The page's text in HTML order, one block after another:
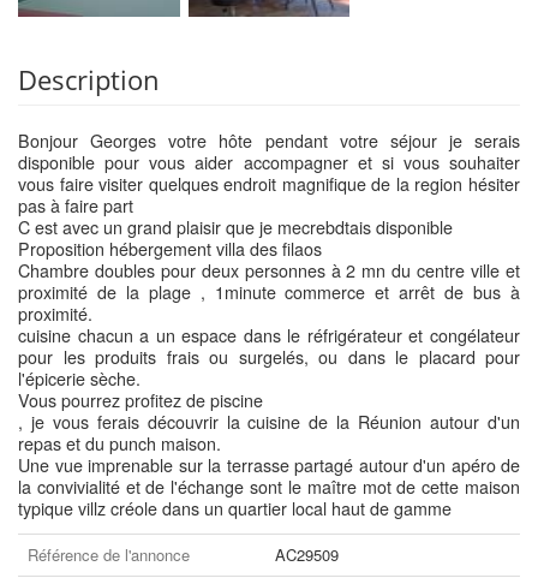
Description
Bonjour Georges votre hôte pendant votre séjour je serais
disponible pour vous aider accompagner et si vous souhaiter
vous faire visiter quelques endroit magnifique de la region hésiter
pas à faire part
C est avec un grand plaisir que je mecrebdtais disponible
Proposition hébergement villa des filaos
Chambre doubles pour deux personnes à 2 mn du centre ville et
proximité de la plage , 1minute commerce et arrêt de bus à
proximité.
cuisine chacun a un espace dans le réfrigérateur et congélateur
pour les produits frais ou surgelés, ou dans le placard pour
l'épicerie sèche.
Vous pourrez profitez de piscine
, je vous ferais découvrir la cuisine de la Réunion autour d'un
repas et du punch maison.
Une vue imprenable sur la terrasse partagé autour d'un apéro de
la convivialité et de l'échange sont le maître mot de cette maison
typique villz créole dans un quartier local haut de gamme
Référence de l'annonce
AC29509